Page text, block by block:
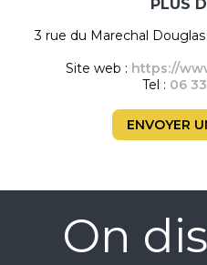
PLUS
3 rue du Marechal
Site web : https://
Tel : 06
ENVOYER
On